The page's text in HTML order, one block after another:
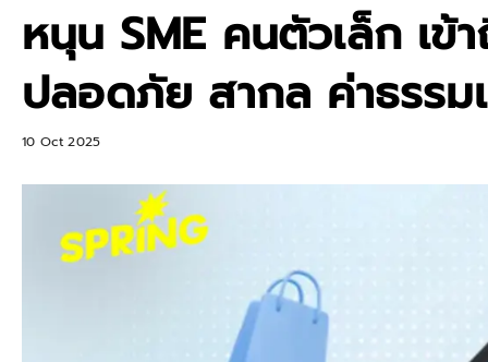
หนุน SME คนตัวเล็ก เข้
ปลอดภัย สากล ค่าธรรม
10 Oct 2025